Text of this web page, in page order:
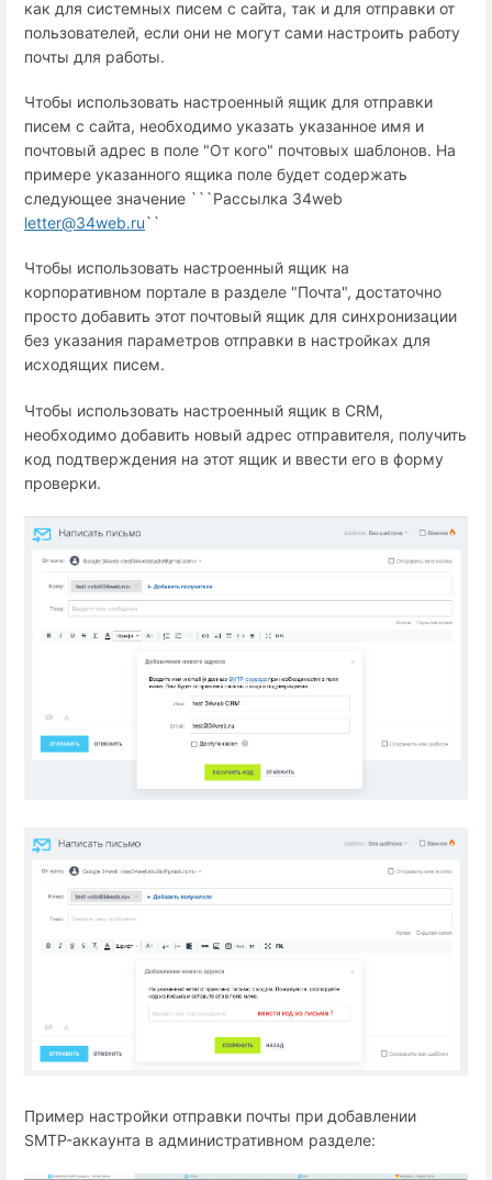
как для системных писем с сайта, так и для отправки от
пользователей, если они не могут сами настроить работу
почты для работы.
Чтобы использовать настроенный ящик для отправки
писем с сайта, необходимо указать указанное имя и
почтовый адрес в поле "От кого" почтовых шаблонов. На
примере указанного ящика поле будет содержать
следующее значение ```Рассылка 34web
letter@34web.ru``
Чтобы использовать настроенный ящик на
корпоративном портале в разделе "Почта", достаточно
просто добавить этот почтовый ящик для синхронизации
без указания параметров отправки в настройках для
исходящих писем.
Чтобы использовать настроенный ящик в CRM,
необходимо добавить новый адрес отправителя, получить
код подтверждения на этот ящик и ввести его в форму
проверки.
Пример настройки отправки почты при добавлении
SMTP-аккаунта в административном разделе: